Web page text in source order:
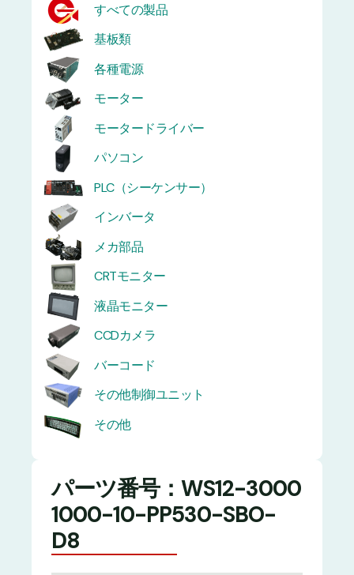
すべての製品
基板類
各種電源
モーター
モータードライバー
パソコン
PLC（シーケンサー）
インバータ
メカ部品
CRTモニター
液晶モニター
CCDカメラ
バーコード
その他制御ユニット
その他
パーツ番号：WS12-3000
1000-10-PP530-SBO-
D8